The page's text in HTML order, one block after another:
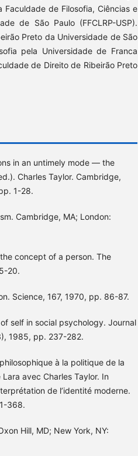
Faculdade de Filosofia, Ciências e
de São Paulo (FFCLRP-USP).
Preto da Universidade de São
pela Universidade de Franca
de Direito de Ribeirão Preto
in an untimely mode — the
Charles Taylor. Cambridge,
1-28.
Cambridge, MA; London:
concept of a person. The
20.
Science, 167, 1970, pp. 86-87.
self in social psychology. Journal
1985, pp. 237-282.
à la politique de la
avec Charles Taylor. In
de l’identité moderne.
368.
Hill, MD; New York, NY: